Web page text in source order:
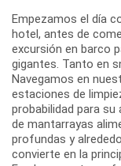
Empezamos el día
hotel, antes de
excursión en barco
gigantes. Tanto en
Navegamos en
estaciones de
probabilidad para
de mantarrayas
profundas y
convierte en la